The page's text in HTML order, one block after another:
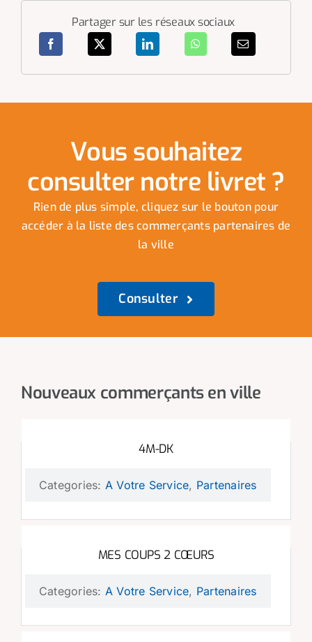
Partager sur les réseaux sociaux
Vous souhaitez
consulter notre livret ?
Rien de plus simple, cliquez sur le bouton pour
accéder à la liste des commerçants partenaires de
la ville
Consulter
Nouveaux commerçants en ville
4M-DK
Categories: A Votre Service, Partenaires
MES COUPS 2 CŒURS
Categories: A Votre Service, Partenaires